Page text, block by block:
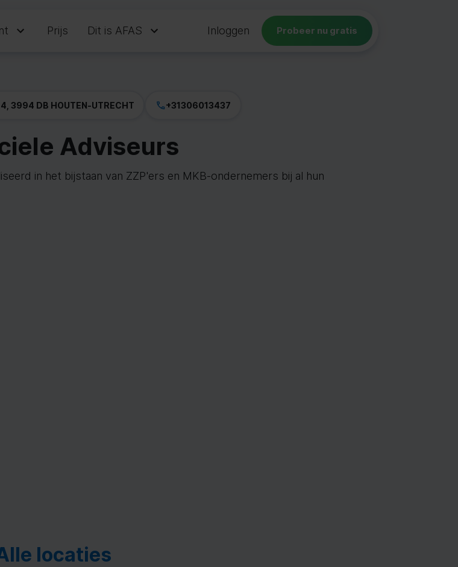
Prijs Dit is AFAS Inloggen Probeer nu gratis
4, 3994 DB HOUTEN-UTRECHT +31306013437
Adviseurs
in het bijstaan van ZZP'ers en MKB-ondernemers bij al hun
locaties